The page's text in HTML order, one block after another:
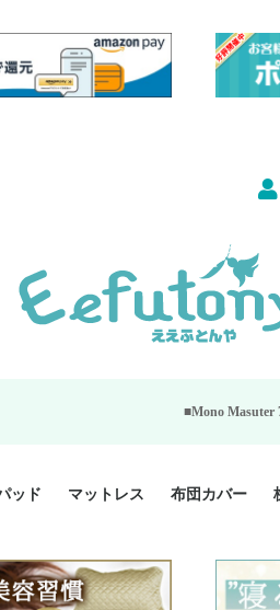
■Mono Masuter 7月号掲載■宝島
70cm幅 ミニシングル
75cm幅 ショートセ
ングル
80cm幅 セミシングル
ッド
グルサイズ敷パッド
い敷パッド
い敷パッド
ク敷パッド
ッド
ク枕パッド
シート
冷感パッド
パッド
ゼケット
ガニックコットン
ドパッド
ドセット
マットレス 布団カバー
掛け布団カバ
敷布団カバー
枕カバー
BOXシーツ
防ダニカバー
クッションカ
オーガニック
カバーセット